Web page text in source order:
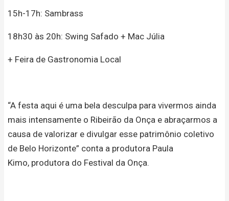
15h-17h: Sambrass
18h30 às 20h: Swing Safado + Mac Júlia
+ Feira de Gastronomia Local
“A festa aqui é uma bela desculpa para vivermos ainda
mais intensamente o Ribeirão da Onça e abraçarmos a
causa de valorizar e divulgar esse patrimônio coletivo
de Belo Horizonte” conta a produtora Paula
Kimo, produtora do Festival da Onça.